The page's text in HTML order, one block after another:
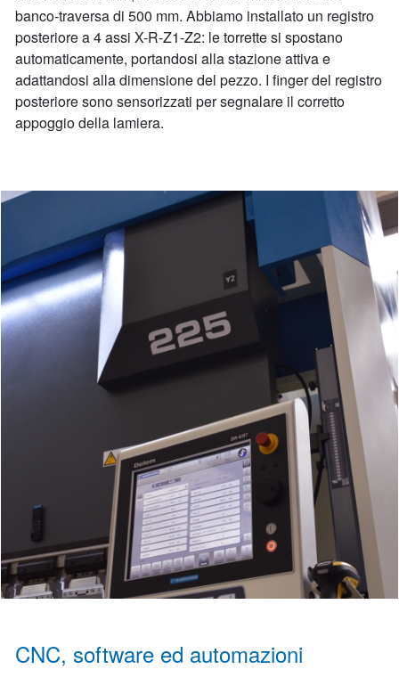
banco-traversa di 500 mm. Abbiamo installato un registro
posteriore a 4 assi X-R-Z1-Z2: le torrette si spostano
automaticamente, portandosi alla stazione attiva e
adattandosi alla dimensione del pezzo. I finger del registro
posteriore sono sensorizzati per segnalare il corretto
appoggio della lamiera.
CNC, software ed automazioni